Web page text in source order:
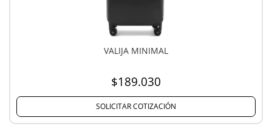
VALIJA MINIMAL
$189.030
SOLICITAR COTIZACIÓN